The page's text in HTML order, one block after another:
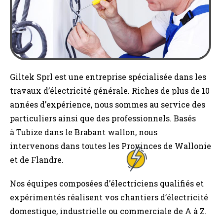
Giltek Sprl est une entreprise spécialisée dans les
travaux d’électricité générale. Riches de plus de 10
années d’expérience, nous sommes au service des
particuliers ainsi que des professionnels. Basés
à Tubize dans le Brabant wallon, nous
intervenons dans toutes les Provinces de Wallonie
et de Flandre.
Nos équipes composées d’électriciens qualifiés et
expérimentés réalisent vos chantiers d’électricité
domestique, industrielle ou commerciale de A à Z.